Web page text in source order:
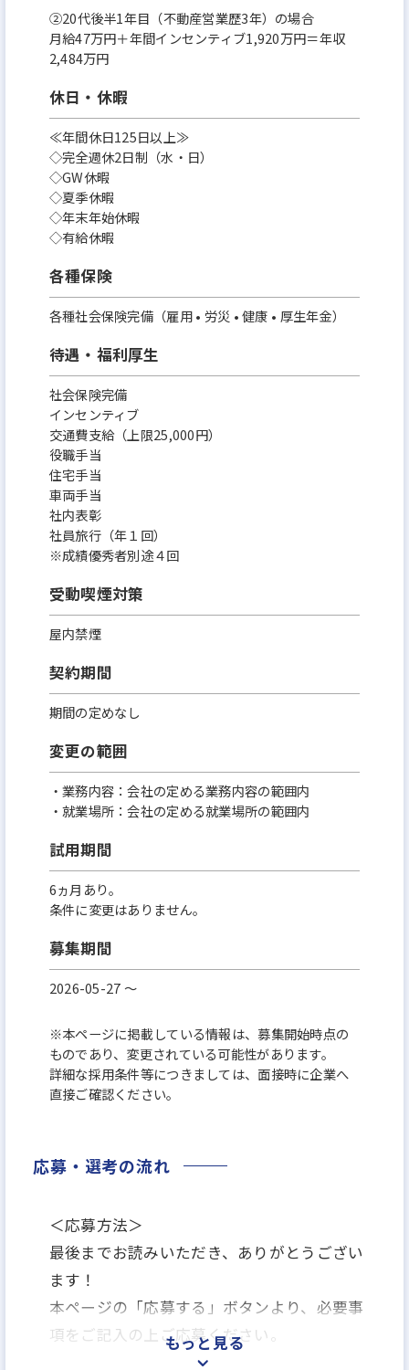
②20代後半1年目（不動産営業歴3年）の場合
月給47万円＋年間インセンティブ1,920万円＝年収
2,484万円
休日・休暇
≪年間休日125日以上≫
◇完全週休2日制（水・日）
◇GW休暇
◇夏季休暇
◇年末年始休暇
◇有給休暇
各種保険
各種社会保険完備（雇用 • 労災 • 健康 • 厚生年金）
待遇・福利厚生
社会保険完備
インセンティブ
交通費支給（上限25,000円）
役職手当
住宅手当
車両手当
社内表彰
社員旅行（年１回）
※成績優秀者別途４回
受動喫煙対策
屋内禁煙
契約期間
期間の定めなし
変更の範囲
・業務内容：会社の定める業務内容の範囲内
・就業場所：会社の定める就業場所の範囲内
試用期間
6ヵ月あり。
条件に変更はありません。
募集期間
2026-05-27 〜
※本ページに掲載している情報は、募集開始時点の
ものであり、変更されている可能性があります。
詳細な採用条件等につきましては、面接時に企業へ
直接ご確認ください。
応募・選考の流れ
＜応募方法＞
最後までお読みいただき、ありがとうござい
ます！
本ページの「応募する」ボタンより、必要事
項をご記入の上ご応募ください。
もっと見る